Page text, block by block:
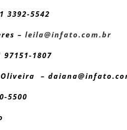
3392-5542
– leila@infato.com.br
97151-1807
–
5500